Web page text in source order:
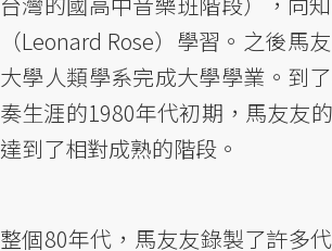
（Leonard Rose）學習。之後馬
大學人類學系完成大學學業。到
奏生涯的1980年代初期，馬友友
達到了相對成熟的階段。
整個80年代，馬友友錄製了許多